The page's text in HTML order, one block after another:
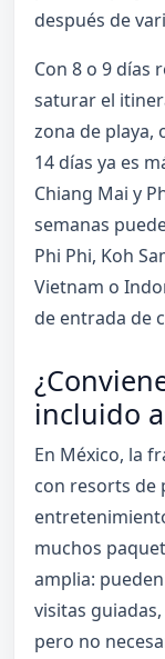
después de
Con 8 o 9 días
saturar el
zona de playa,
14 días ya es
Chiang Mai y
semanas
Phi Phi, Koh
Vietnam o
de entrada de
incluido
En México, la
con resorts de
muchos
amplia:
visitas
pero no